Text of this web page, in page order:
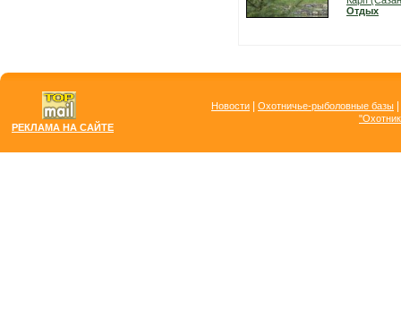
Отдых
РЕКЛАМА НА САЙТЕ
Новости Охотничье-рыболовные базы